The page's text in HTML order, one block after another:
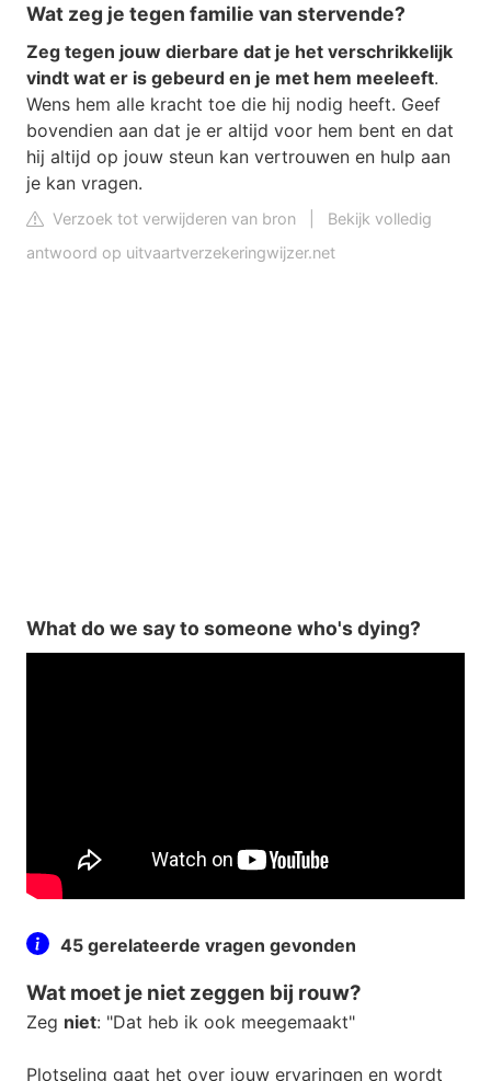
Wat zeg je tegen familie van stervende?
Zeg tegen jouw dierbare dat je het verschrikkelijk
vindt wat er is gebeurd en je met hem meeleeft.
Wens hem alle kracht toe die hij nodig heeft. Geef
bovendien aan dat je er altijd voor hem bent en dat
hij altijd op jouw steun kan vertrouwen en hulp aan
je kan vragen.
Verzoek tot verwijderen van bron
Bekijk volledig
antwoord op uitvaartverzekeringwijzer.net
What do we say to someone who's dying?
45 gerelateerde vragen gevonden
Wat moet je niet zeggen bij rouw?
Zeg niet: "Dat heb ik ook meegemaakt"
Plotseling gaat het over jouw ervaringen en wordt